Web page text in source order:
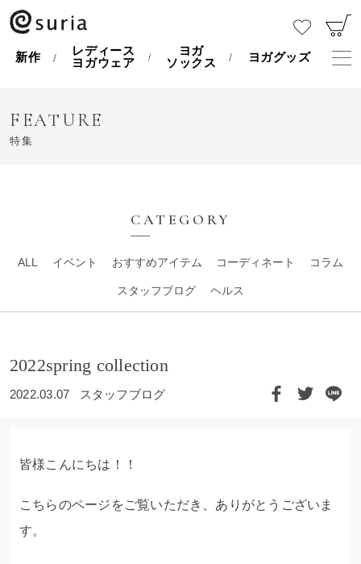
新作
レディース
ヨガウェア
ヨガ
ソックス
ヨガグッズ
FEATURE
特集
CATEGORY
ALL イベント おすすめアイテム コーディネート コラム
スタッフブログ ヘルス
2022spring collection
2022.03.07 スタッフブログ
皆様こんにちは！！
こちらのページをご覧いただき、ありがとうございま
す。